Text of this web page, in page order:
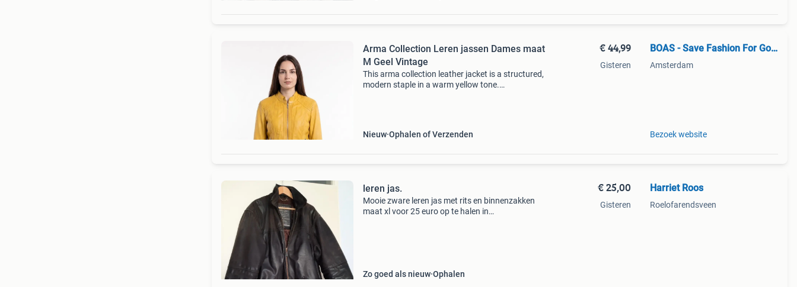
Arma Collection Leren jassen Dames maat
M Geel Vintage
This arma collection leather jacket is a structured,
modern staple in a warm yellow tone.
Nieuw Ophalen of Verzenden
€ 44,99
Gisteren
BOAS - Save Fashion For Good
Amsterdam
Bezoek website
leren jas.
Mooie zware leren jas met rits en binnenzakken
maat xl voor 25 euro op te halen in
Zo goed als nieuw Ophalen
€ 25,00
Gisteren
Harriet Roos
Roelofarendsveen